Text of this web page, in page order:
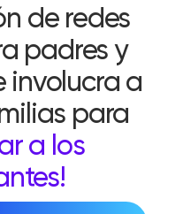
de redes
padres y
involucra a
para
a los